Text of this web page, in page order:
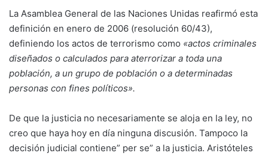
La Asamblea General de las Naciones Unidas reafirmó esta
definición en enero de 2006 (resolución 60/43),
definiendo los actos de terrorismo como «actos criminales
diseñados o calculados para aterrorizar a toda una
población, a un grupo de población o a determinadas
personas con fines políticos».
De que la justicia no necesariamente se aloja en la ley, no
creo que haya hoy en día ninguna discusión. Tampoco la
decisión judicial contiene” per se” a la justicia. Aristóteles